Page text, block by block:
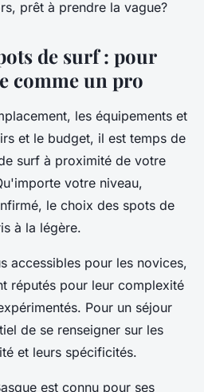
prêt à prendre la vague?
de surf : pour
comme un pro
les équipements et
et le budget, il est temps de
surf à proximité de votre
votre niveau,
le choix des spots de
à la légère.
accessibles pour les novices,
réputés pour leur complexité
Pour un séjour
de se renseigner sur les
et leurs spécificités.
est connu pour ses